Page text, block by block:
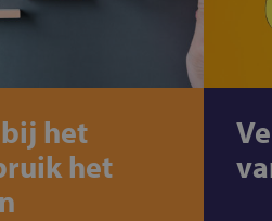
het
het